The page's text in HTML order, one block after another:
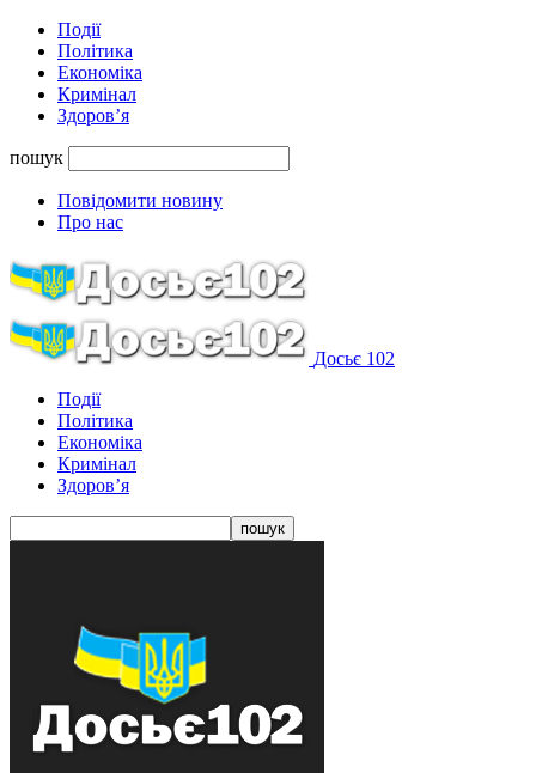
Події
Політика
Економіка
Кримінал
Здоров’я
пошук
Повідомити новину
Про нас
Досьє 102
Події
Політика
Економіка
Кримінал
Здоров’я